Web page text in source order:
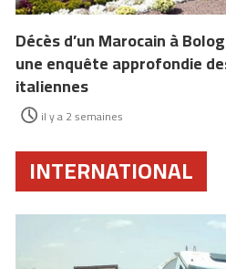
Décès d’un Marocain à
une enquête approfondie
italiennes
il y a 2 semaines
INTERNATIONAL